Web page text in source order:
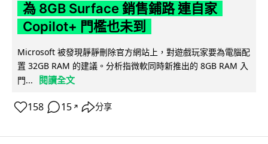
為 8GB Surface 銷售鋪路 連自家
Copilot+ 門檻也未到
Microsoft 被發現靜靜刪除官方網站上，對遊戲玩家要為電腦配
置 32GB RAM 的建議。分析指微軟同時新推出的 8GB RAM 入
門...
閱讀全文
158 15 ↗ 分享